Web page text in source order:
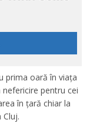
prima oară în viața
pentru cei
în țară chiar la